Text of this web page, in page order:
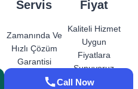
Servis
Fiyat
Zamanında Ve
Hızlı Çözüm
Garantisi
Kaliteli Hizmet
Uygun
Fiyatlara
Sunuyoruz
Call Now